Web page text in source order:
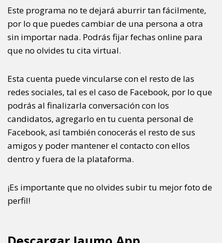
Este programa no te dejará aburrir tan fácilmente,
por lo que puedes cambiar de una persona a otra
sin importar nada. Podrás fijar fechas online para
que no olvides tu cita virtual.
Esta cuenta puede vincularse con el resto de las
redes sociales, tal es el caso de Facebook, por lo que
podrás al finalizarla conversación con los
candidatos, agregarlo en tu cuenta personal de
Facebook, así también conocerás el resto de sus
amigos y poder mantener el contacto con ellos
dentro y fuera de la plataforma.
¡Es importante que no olvides subir tu mejor foto de
perfil!